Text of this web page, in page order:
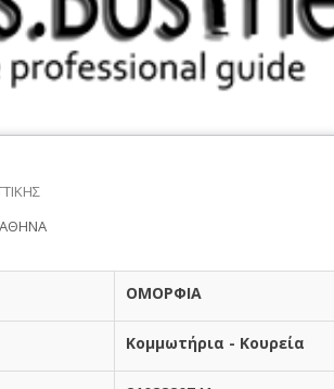
ΑΘΗΝΑ
ΟΜΟΡΦΙΑ
Κομμωτήρια - Κουρεία